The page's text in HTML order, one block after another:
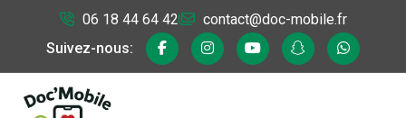
Suivez-nous:
06 18 44 64 42 contact@doc-mobile.fr